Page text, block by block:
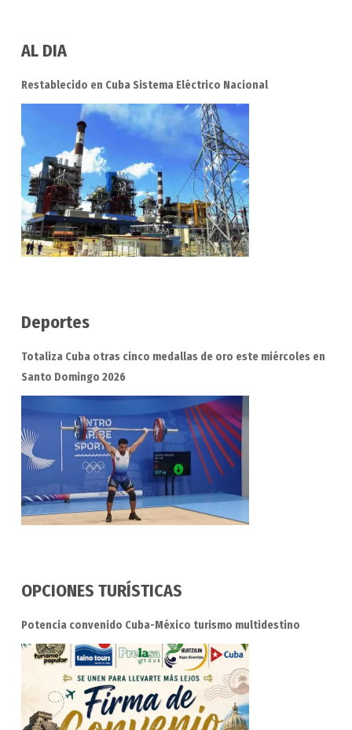
AL DIA
Restablecido en Cuba Sistema Eléctrico Nacional
Deportes
Totaliza Cuba otras cinco medallas de oro este miércoles en
Santo Domingo 2026
OPCIONES TURÍSTICAS
Potencia convenido Cuba-México turismo multidestino